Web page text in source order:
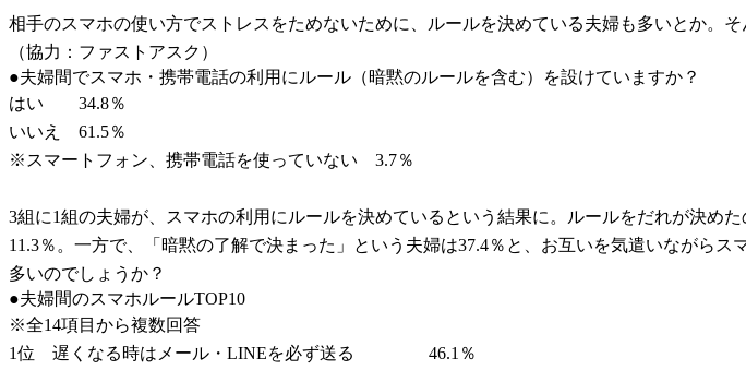
相手のスマホの使い方でストレスをためないために、ルールを決めている夫婦も多いとか。
（協力：ファストアスク）
●夫婦間でスマホ・携帯電話の利用にルール（暗黙のルールを含む）を設けていますか？
はい 34.8％
いいえ 61.5％
※スマートフォン、携帯電話を使っていない 3.7％
3組に1組の夫婦が、スマホの利用にルールを決めているという結果に。ルールをだれが決め
11.3％。一方で、「暗黙の了解で決まった」という夫婦は37.4％と、お互いを気遣いながら
多いのでしょうか？
●夫婦間のスマホルールTOP10
※全14項目から複数回答
1位 遅くなる時はメール・LINEを必ず送る 46.1％